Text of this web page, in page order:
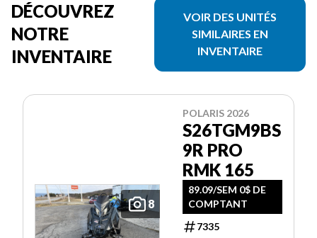
DÉCOUVREZ
NOTRE
INVENTAIRE
VOIR DES UNITÉS
SIMILAIRES EN
INVENTAIRE
8
POLARIS 2026
S26TGM9BS
9R PRO
RMK 165
89.09/SEM 0$ DE
COMPTANT
7335